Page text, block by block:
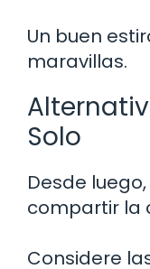
Un buen
maravillas.
Solo
Desde
compartir la
Considere